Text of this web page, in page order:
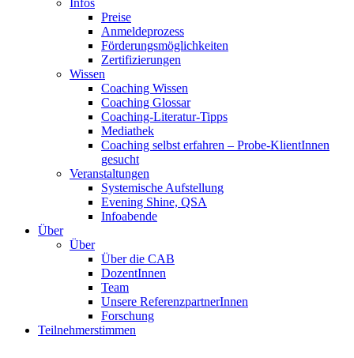
Infos
Preise
Anmeldeprozess
Förderungsmöglichkeiten
Zertifizierungen
Wissen
Coaching Wissen
Coaching Glossar
Coaching-Literatur-Tipps
Mediathek
Coaching selbst erfahren – Probe-KlientInnen
gesucht
Veranstaltungen
Systemische Aufstellung
Evening Shine, QSA
Infoabende
Über
Über
Über die CAB
DozentInnen
Team
Unsere ReferenzpartnerInnen
Forschung
Teilnehmerstimmen